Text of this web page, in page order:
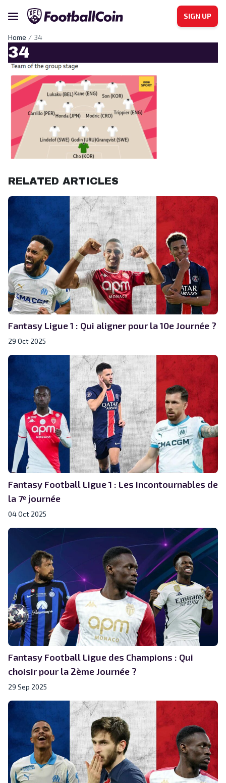
SIGN UP
Home 34
34
RELATED ARTICLES
Fantasy Ligue 1 : Qui aligner pour la 10e Journée ?
29 Oct 2025
Fantasy Football Ligue 1 : Les incontournables de
la 7ᵉ journée
04 Oct 2025
Fantasy Football Ligue des Champions : Qui
choisir pour la 2ème Journée ?
29 Sep 2025